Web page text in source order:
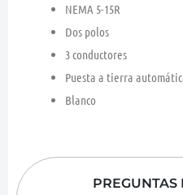
NEMA 5-15R
Dos polos
3 conductores
Puesta a tierra
Blanco
PREGUNTAS